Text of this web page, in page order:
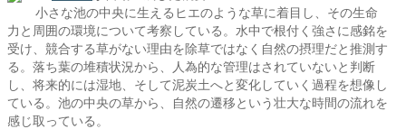
小さな池の中央に生えるヒエのような草に着目し、その生命
力と周囲の環境について考察している。水中で根付く強さに感銘を
受け、競合する草がない理由を除草ではなく自然の摂理だと推測す
る。落ち葉の堆積状況から、人為的な管理はされていないと判断
し、将来的には湿地、そして泥炭土へと変化していく過程を想像し
ている。池の中央の草から、自然の遷移という壮大な時間の流れを
感じ取っている。